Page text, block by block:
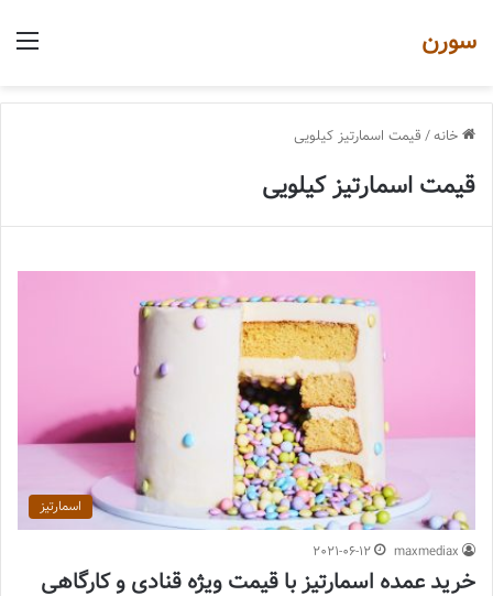
سورن
خانه/ قیمت اسمارتیز کیلویی
قیمت اسمارتیز کیلویی
اسمارتیز
maxmediax
2021-06-12
خرید عمده اسمارتیز با قیمت ویژه قنادی و کارگاهی